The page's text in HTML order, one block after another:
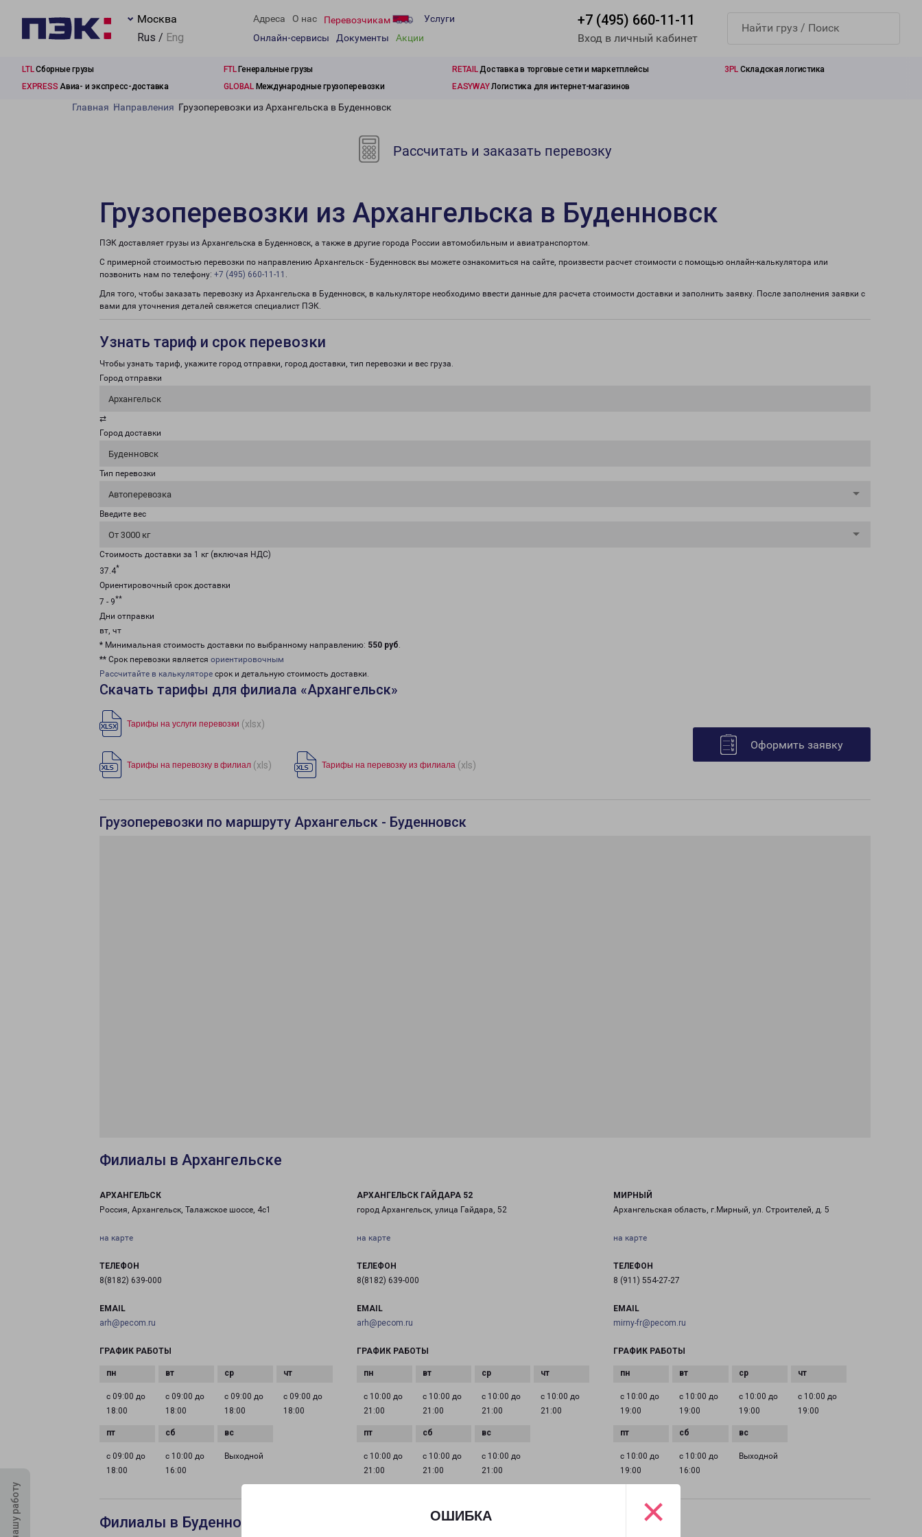
ОШИБКА ×
Москва
Rus / Eng
Адреса О нас Перевозчикам
Услуги
Онлайн-сервисы
Документы Акции
+7 (495) 660-11-11
Вход в личный кабинет
LTLСборные грузы FTLГенеральные грузы RETAILДоставка в торговые сети и маркетплейсы 3PL Складская логистика
EXPRESS Авиа- и экспресс-доставка GLOBALМеждународные грузоперевозки EASYWAYЛогистика для интернет-магазинов
Главная Направления Грузоперевозки из Архангельска в Буденновск
Рассчитать и заказать перевозку
Грузоперевозки из Архангельска в Буденновск
ПЭК доставляет грузы из Архангельска в Буденновск, а также в другие города России автомобильным и авиатранспортом.
С примерной стоимостью перевозки по направлению Архангельск - Буденновск вы можете ознакомиться на сайте, произвести расчет стоимости с помощью онлайн-калькулятора или
позвонить нам по телефону: +7 (495) 660-11-11 .
Для того, чтобы заказать перевозку из Архангельска в Буденновск, в калькуляторе необходимо ввести данные для расчета стоимости доставки и заполнить заявку. После заполнения заявки с
вами для уточнения деталей свяжется специалист ПЭК.
Узнать тариф и срок перевозки
Чтобы узнать тариф, укажите город отправки, город доставки, тип перевозки и вес груза.
Город отправки
Архангельск
⇄
Город доставки
Буденновск
Тип перевозки
Автоперевозка
Введите вес
От 3000 кг
Стоимость доставки за 1 кг (включая НДС)
37.4*
Ориентировочный срок доставки
7 - 9**
Дни отправки
вт, чт
* Минимальная стоимость доставки по выбранному направлению: 550 руб.
** Срок перевозки является ориентировочным
Рассчитайте в калькуляторе срок и детальную стоимость доставки.
Скачать тарифы для филиала «Архангельск»
Тарифы на услуги перевозки (xlsx)
Тарифы на перевозку в филиал (xls) Тарифы на перевозку из филиала (xls)
Оформить заявку
Грузоперевозки по маршруту Архангельск - Буденновск
Филиалы в Архангельске
АРХАНГЕЛЬСК
Россия, Архангельск, Талажское шоссе, 4с1
на карте
ТЕЛЕФОН
8(8182) 639-000
EMAIL
arh@pecom.ru
ГРАФИК РАБОТЫ
с 09:00 до
18:00
с 09:00 до
18:00
с 09:00 до
18:00
с 09:00 до
18:00
с 09:00 до
18:00
с 10:00 до
16:00
Выходной
АРХАНГЕЛЬСК ГАЙДАРА 52
город Архангельск, улица Гайдара, 52
на карте
ТЕЛЕФОН
8(8182) 639-000
EMAIL
arh@pecom.ru
ГРАФИК РАБОТЫ
с 10:00 до
21:00
с 10:00 до
21:00
с 10:00 до
21:00
с 10:00 до
21:00
с 10:00 до
21:00
с 10:00 до
21:00
с 10:00 до
21:00
МИРНЫЙ
Архангельская область, г.Мирный, ул. Строителей, д. 5
на карте
ТЕЛЕФОН
8 (911) 554-27-27
EMAIL
mirny-fr@pecom.ru
ГРАФИК РАБОТЫ
с 10:00 до
19:00
с 10:00 до
19:00
с 10:00 до
19:00
с 10:00 до
19:00
с 10:00 до
19:00
с 10:00 до
16:00
Выходной
Филиалы в Буденновске